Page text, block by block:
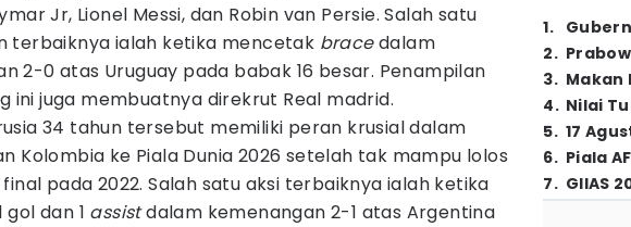
Jr, Lionel Messi, dan Robin van Persie. Salah satu
terbaiknya ialah ketika mencetak bracedalam
2-0 atas Uruguay pada babak 16 besar. Penampilan
ini juga membuatnya direkrut Real madrid.
34 tahun tersebut memiliki peran krusial dalam
Kolombia ke Piala Dunia 2026 setelah tak mampu lolos
pada 2022. Salah satu aksi terbaiknya ialah ketika
dan 1 assistdalam kemenangan 2-1 atas Argentina
1.
2.
3. Makan
4. Nilai
5. 17
6. Piala
7. GIIAS